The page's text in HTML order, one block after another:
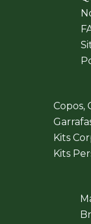
Copos,
Kits
Kits